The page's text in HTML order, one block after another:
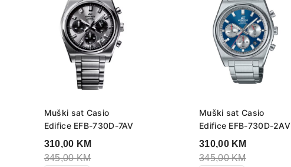
Muški sat Casio
Edifice EFB-730D-7AV
310,00 KM
345,00KM
Muški sat Casio
Edifice EFB-730D-2AV
310,00 KM
345,00KM